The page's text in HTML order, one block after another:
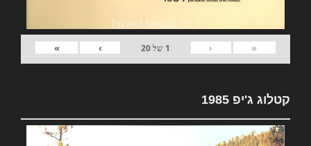
«
‹
1 של20
›
»
קטלוג ג'יפ 1985